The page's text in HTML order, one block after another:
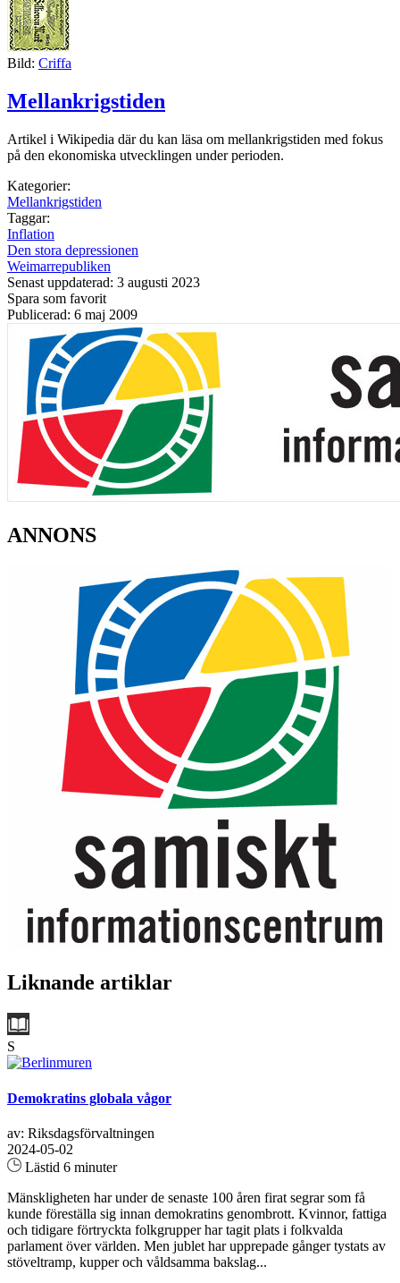
Bild: Criffa
Mellankrigstiden
Artikel i Wikipedia där du kan läsa om mellankrigstiden med fokus
på den ekonomiska utvecklingen under perioden.
Kategorier:
Mellankrigstiden
Taggar:
Inflation
Den stora depressionen
Weimarrepubliken
Senast uppdaterad: 3 augusti 2023
Spara som favorit
Publicerad: 6 maj 2009
ANNONS
Liknande artiklar
S
Demokratins globala vågor
av: Riksdagsförvaltningen
2024-05-02
Lästid 6 minuter
Mänskligheten har under de senaste 100 åren firat segrar som få
kunde föreställa sig innan demokratins genombrott. Kvinnor, fattiga
och tidigare förtryckta folkgrupper har tagit plats i folkvalda
parlament över världen. Men jublet har upprepade gånger tystats av
stöveltramp, kupper och våldsamma bakslag...